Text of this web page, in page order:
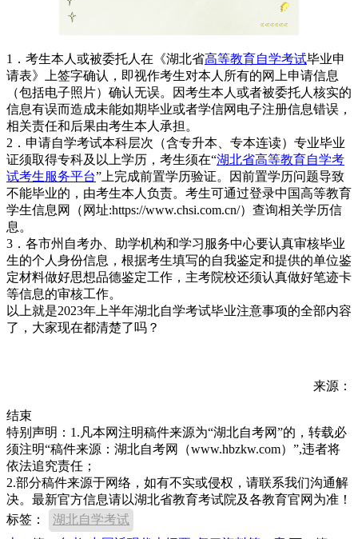
1．考生本人或被委托人在《湖北省高等教育自学考试毕业申
请表》上签字确认，即视作考生对本人所有的网上申请信息
（包括电子照片）确认无误。因考生本人或者被委托人核实的
信息有误而造成未能如期毕业或者学信网电子注册信息错误，
相关责任和后果由考生本人承担。
2．申请自学考试本科层次（含专升本、专本连读）专业毕业
证须取得专科及以上学历，考生须在“湖北省高等教育自学考
试考生服务平台”上完成前置学历验证。因前置学历问题导致
不能毕业的，由考生本人负责。考生可通过登录中国高等教育
学生信息网（网址:https://www.chsi.com.cn/）查询相关学历信
息。
3．各市州自考办、助学机构和学习服务中心要认真审核毕业
生的个人身份信息，根据考生填写的自我鉴定和提供的单位鉴
定材料做好思想品德鉴定工作，主考院校还须认真做好笔迹卡
等信息的审核工作。
以上就是2023年上半年湖北自学考试毕业注意事项的全部内容
了，大家现在都清楚了吗？
来源：
结束
特别声明：1.凡本网注明稿件来源为“湖北自考网”的，转载必
须注明“稿件来源：湖北自考网（www.hbzkw.com）”,违者将
依法追究责任；
2.部分稿件来源于网络，如有不实或侵权，请联系我们沟通解
决。最新官方信息请以湖北省教育考试院及各教育官网为准！
标签：
湖北自学考试